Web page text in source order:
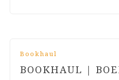
Bookhaul
BOOKHAUL |